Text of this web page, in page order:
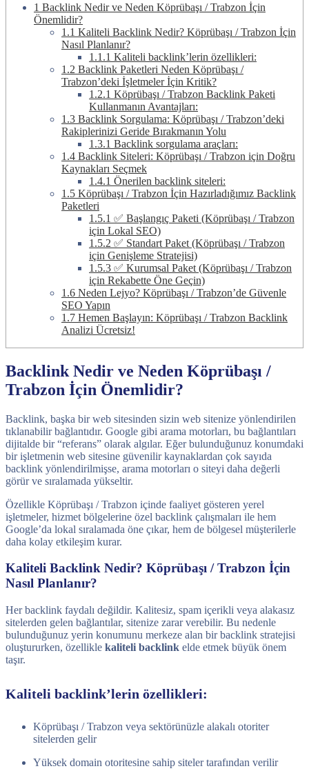
1 Backlink Nedir ve Neden Köprübaşı / Trabzon İçin
Önemlidir?
1.1 Kaliteli Backlink Nedir? Köprübaşı / Trabzon İçin
Nasıl Planlanır?
1.1.1 Kaliteli backlink’lerin özellikleri:
1.2 Backlink Paketleri Neden Köprübaşı /
Trabzon’deki İşletmeler İçin Kritik?
1.2.1 Köprübaşı / Trabzon Backlink Paketi
Kullanmanın Avantajları:
1.3 Backlink Sorgulama: Köprübaşı / Trabzon’deki
Rakiplerinizi Geride Bırakmanın Yolu
1.3.1 Backlink sorgulama araçları:
1.4 Backlink Siteleri: Köprübaşı / Trabzon için Doğru
Kaynakları Seçmek
1.4.1 Önerilen backlink siteleri:
1.5 Köprübaşı / Trabzon İçin Hazırladığımız Backlink
Paketleri
1.5.1 ✅ Başlangıç Paketi (Köprübaşı / Trabzon
için Lokal SEO)
1.5.2 ✅ Standart Paket (Köprübaşı / Trabzon
için Genişleme Stratejisi)
1.5.3 ✅ Kurumsal Paket (Köprübaşı / Trabzon
için Rekabette Öne Geçin)
1.6 Neden Lejyo? Köprübaşı / Trabzon’de Güvenle
SEO Yapın
1.7 Hemen Başlayın: Köprübaşı / Trabzon Backlink
Analizi Ücretsiz!
Backlink Nedir ve Neden Köprübaşı /
Trabzon İçin Önemlidir?
Backlink, başka bir web sitesinden sizin web sitenize yönlendirilen
tıklanabilir bağlantıdır. Google gibi arama motorları, bu bağlantıları
dijitalde bir “referans” olarak algılar. Eğer bulunduğunuz konumdaki
bir işletmenin web sitesine güvenilir kaynaklardan çok sayıda
backlink yönlendirilmişse, arama motorları o siteyi daha değerli
görür ve sıralamada yükseltir.
Özellikle Köprübaşı / Trabzon içinde faaliyet gösteren yerel
işletmeler, hizmet bölgelerine özel backlink çalışmaları ile hem
Google’da lokal sıralamada öne çıkar, hem de bölgesel müşterilerle
daha kolay etkileşim kurar.
Kaliteli Backlink Nedir? Köprübaşı / Trabzon İçin
Nasıl Planlanır?
Her backlink faydalı değildir. Kalitesiz, spam içerikli veya alakasız
sitelerden gelen bağlantılar, sitenize zarar verebilir. Bu nedenle
bulunduğunuz yerin konumunu merkeze alan bir backlink stratejisi
oluştururken, özellikle kaliteli backlink elde etmek büyük önem
taşır.
Kaliteli backlink’lerin özellikleri:
Köprübaşı / Trabzon veya sektörünüzle alakalı otoriter
sitelerden gelir
Yüksek domain otoritesine sahip siteler tarafından verilir